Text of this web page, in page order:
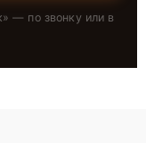
» — по звонку или в